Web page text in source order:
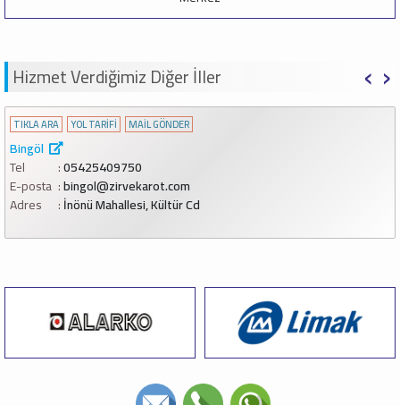
Hizmet Verdiğimiz Diğer İller
TIKLA ARA YOL TARİFİ MAİL GÖNDER
Bingöl
Tel
05425409750
E-posta bingol@zirvekarot.com
Adres
İnönü Mahallesi, Kültür Cd
‹ ›